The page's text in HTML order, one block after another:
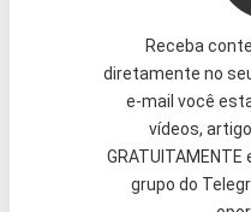
Receba
diretamente no
e-mail você
vídeos,
grupo do